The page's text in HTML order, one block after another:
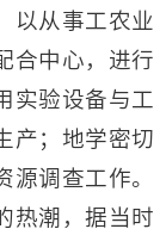
以从事工农业
合中心，进行
实验设备与工
产；地学密切
源调查工作。
热潮，据当时